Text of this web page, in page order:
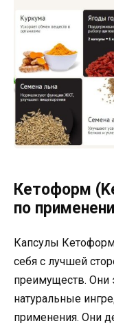
Кетоформ
по
Капсулы
себя с лучшей
преимуществ.
натуральные
применения. Они